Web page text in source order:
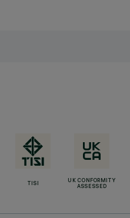
TISI
UK CONFORMITY
ASSESSED